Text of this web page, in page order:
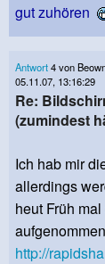
gut zuhören
Antwort4 von
05.11.07, 13:16:29
Re:
(zumindest
Ich hab mir
allerdings
heut Früh
http://